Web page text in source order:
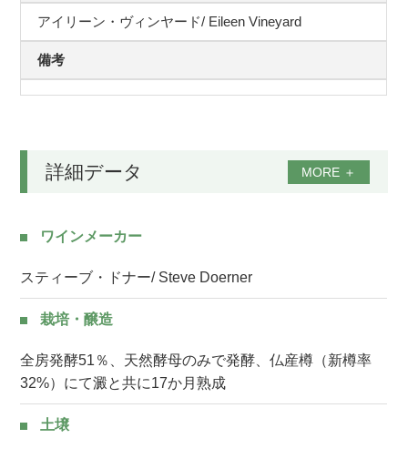
アイリーン・ヴィンヤード/ Eileen Vineyard
備考
詳細データ MORE ＋
ワインメーカー
スティーブ・ドナー/ Steve Doerner
栽培・醸造
全房発酵51％、天然酵母のみで発酵、仏産樽（新樽率
32%）にて澱と共に17か月熟成
土壌